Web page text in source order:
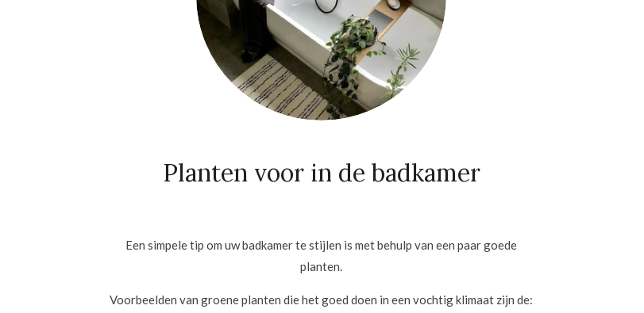
Planten voor in de badkamer
Een simpele tip om uw badkamer te stijlen is met behulp van een paar goede
planten.
Voorbeelden van groene planten die het goed doen in een vochtig klimaat zijn de: